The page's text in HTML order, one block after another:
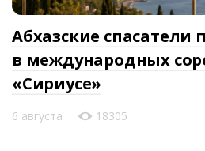
Абхазские спасатели
в международных
«Сириусе»
6 августа 18305